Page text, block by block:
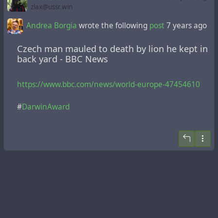
zlax@ussr.win
Andrea Borgia wrote the following post 7 years ago
Czech man mauled to death by lion he kept in
back yard - BBC News
https://www.bbc.com/news/world-europe-47454610
#DarwinAward